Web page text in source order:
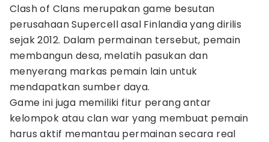
Clash of Clans merupakan game besutan
perusahaan Supercell asal Finlandia yang dirilis
sejak 2012. Dalam permainan tersebut, pemain
membangun desa, melatih pasukan dan
menyerang markas pemain lain untuk
mendapatkan sumber daya.
Game ini juga memiliki fitur perang antar
kelompok atau clan war yang membuat pemain
harus aktif memantau permainan secara real